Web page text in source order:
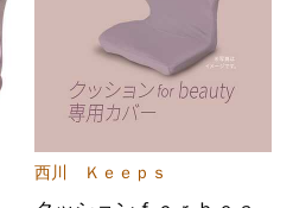
西川 Ｋｅｅｐｓ